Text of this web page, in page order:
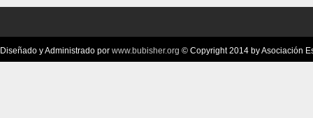
Diseñado y Administrado por www.bubisher.org © Copyright 2014 by Asociación